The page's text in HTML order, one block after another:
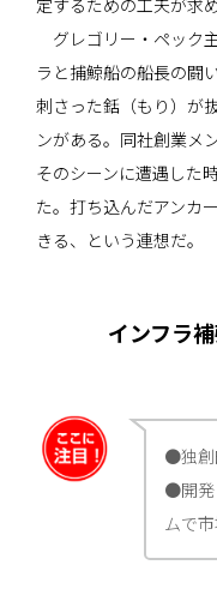
定するための工夫が求
グレゴリー・ペック
ラと捕鯨船の船長の闘
刺さった銛（もり）が
ンがある。同社創業メ
そのシーンに遭遇した
た。打ち込んだアンカ
きる、という連想だ。
インフラ
●独創
●開発
ムで